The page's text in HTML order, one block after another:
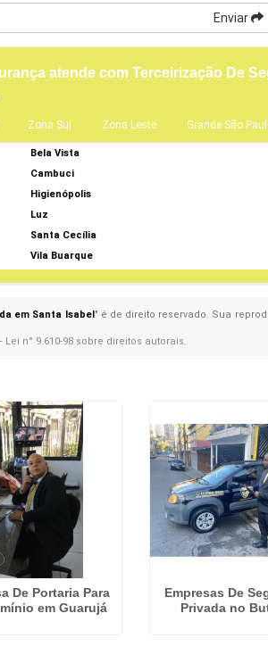
Enviar
atende com Terceirização De
Zona Sul Zona Leste Grande São
Bela Vista
Cambuci
Higienópolis
Luz
Santa Cecília
Vila Buarque
em Santa Isabel" é de direito reservado. Sua
Lei n° 9.610-98 sobre direitos autorais.
De Portaria Para
em Guarujá
Empresas De
Privada no